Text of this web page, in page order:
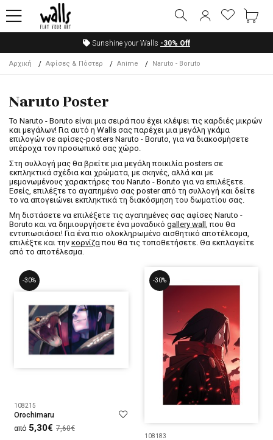
Sunshine your Walls -30% Off
Αρχική Αφίσες & Πόστερ Anime Naruto - Boruto
Naruto Poster
Το Naruto - Boruto είναι μια σειρά που έχει κλέψει τις καρδιές μικρών
και μεγάλων! Για αυτό η Walls σας παρέχει μια μεγάλη γκάμα
επιλογών σε αφίσες-posters Naruto - Boruto, για να διακοσμήσετε
υπέροχα τον προσωπικό σας χώρο.
Στη συλλογή μας θα βρείτε μια μεγάλη ποικιλία posters σε
εκπληκτικά σχέδια και χρώματα, με σκηνές, αλλά και με
μεμονωμένους χαρακτήρες του Naruto - Boruto για να επιλέξετε.
Εσείς, επιλέξτε το αγαπημένο σας poster από τη συλλογή και δείτε
το να απογειώνει εκπληκτικά τη διακόσμηση του δωματίου σας.
Μη διστάσετε να επιλέξετε τις αγαπημένες σας αφίσες Naruto -
Boruto και να δημιουργήσετε ένα μοναδικό gallery wall , που θα
εντυπωσιάσει! Για ένα πιο ολοκληρωμένο αισθητικό αποτέλεσμα,
επιλέξτε και την κορνίζαπου θα τις τοποθετήσετε. Θα εκπλαγείτε
από το αποτέλεσμα.
-30%
108215
Orochimaru
από 5,30€ 7,60€
-30%
108183